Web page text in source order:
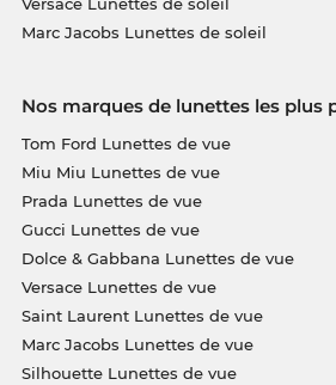
Versace Lunettes de soleil
Marc Jacobs Lunettes de soleil
Nos marques de lunettes les plus
Tom Ford Lunettes de vue
Miu Miu Lunettes de vue
Prada Lunettes de vue
Gucci Lunettes de vue
Dolce & Gabbana Lunettes de vue
Versace Lunettes de vue
Saint Laurent Lunettes de vue
Marc Jacobs Lunettes de vue
Silhouette Lunettes de vue